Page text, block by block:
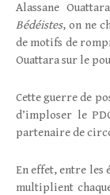
Alassane
Bédéistes, on ne
de motifs de
Ouattara sur le
Cette guerre de
d’imploser le
partenaire de
En effet, entre les
multiplient